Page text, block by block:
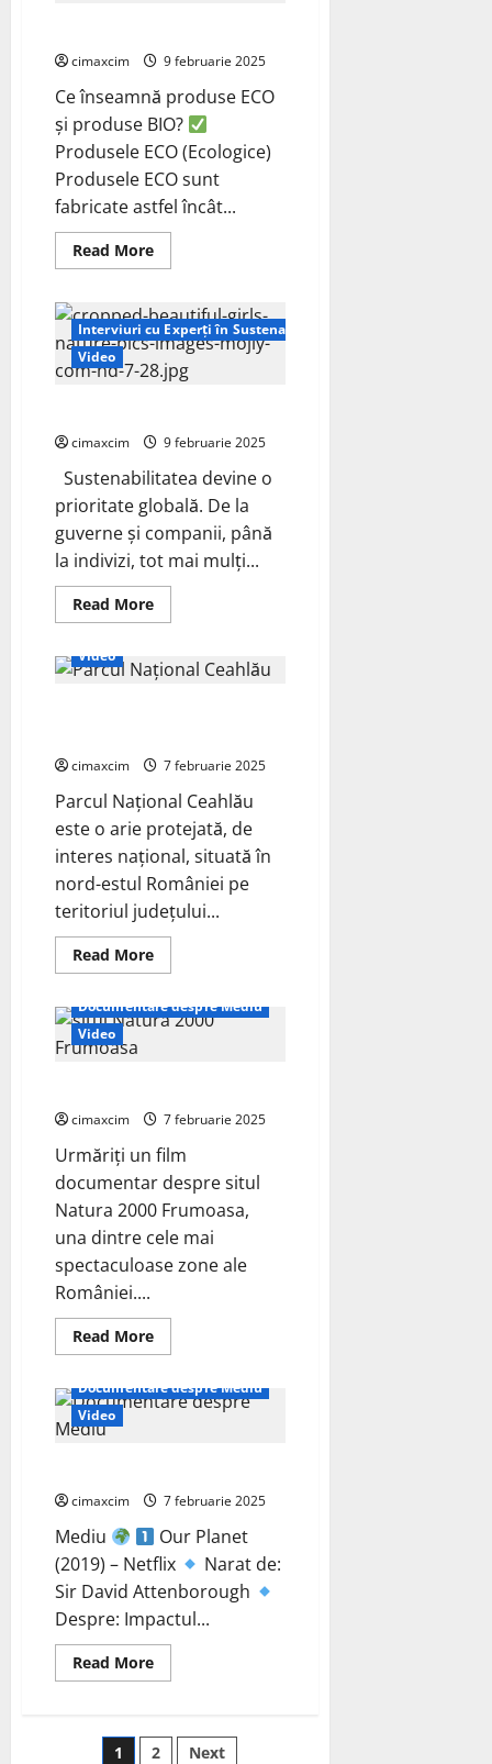
cimaxcim 9 februarie 2025
Ce înseamnă produse ECO
și produse BIO?
Produsele ECO (Ecologice)
Produsele ECO sunt
fabricate astfel încât...
Read MoreRead
more
ECO
&
BIO
Interviuri cu Experți în Sustenabilitate
Video
cimaxcim 9 februarie 2025
Sustenabilitatea devine o
prioritate globală. De la
guverne și companii, până
la indivizi, tot mai mulți...
Read MoreRead
more
Documentare despre Mediu
Video
cimaxcim 7 februarie 2025
Parcul Național Ceahlău
este o arie protejată, de
interes național, situată în
nord-estul României pe
teritoriul județului...
Read MoreRead
more
documentar
despre
Documentare despre Mediu
Video
cimaxcim 7 februarie 2025
Urmăriți un film
documentar despre situl
Natura 2000 Frumoasa,
una dintre cele mai
spectaculoase zone ale
României....
Read MoreRead
more
Frumoasa
Documentare despre Mediu
Video
cimaxcim 7 februarie 2025
Mediu
Our Planet
(2019) – Netflix
Narat de:
Sir David Attenborough
Despre: Impactul...
Read MoreRead
more
Mediu
1 2 Next